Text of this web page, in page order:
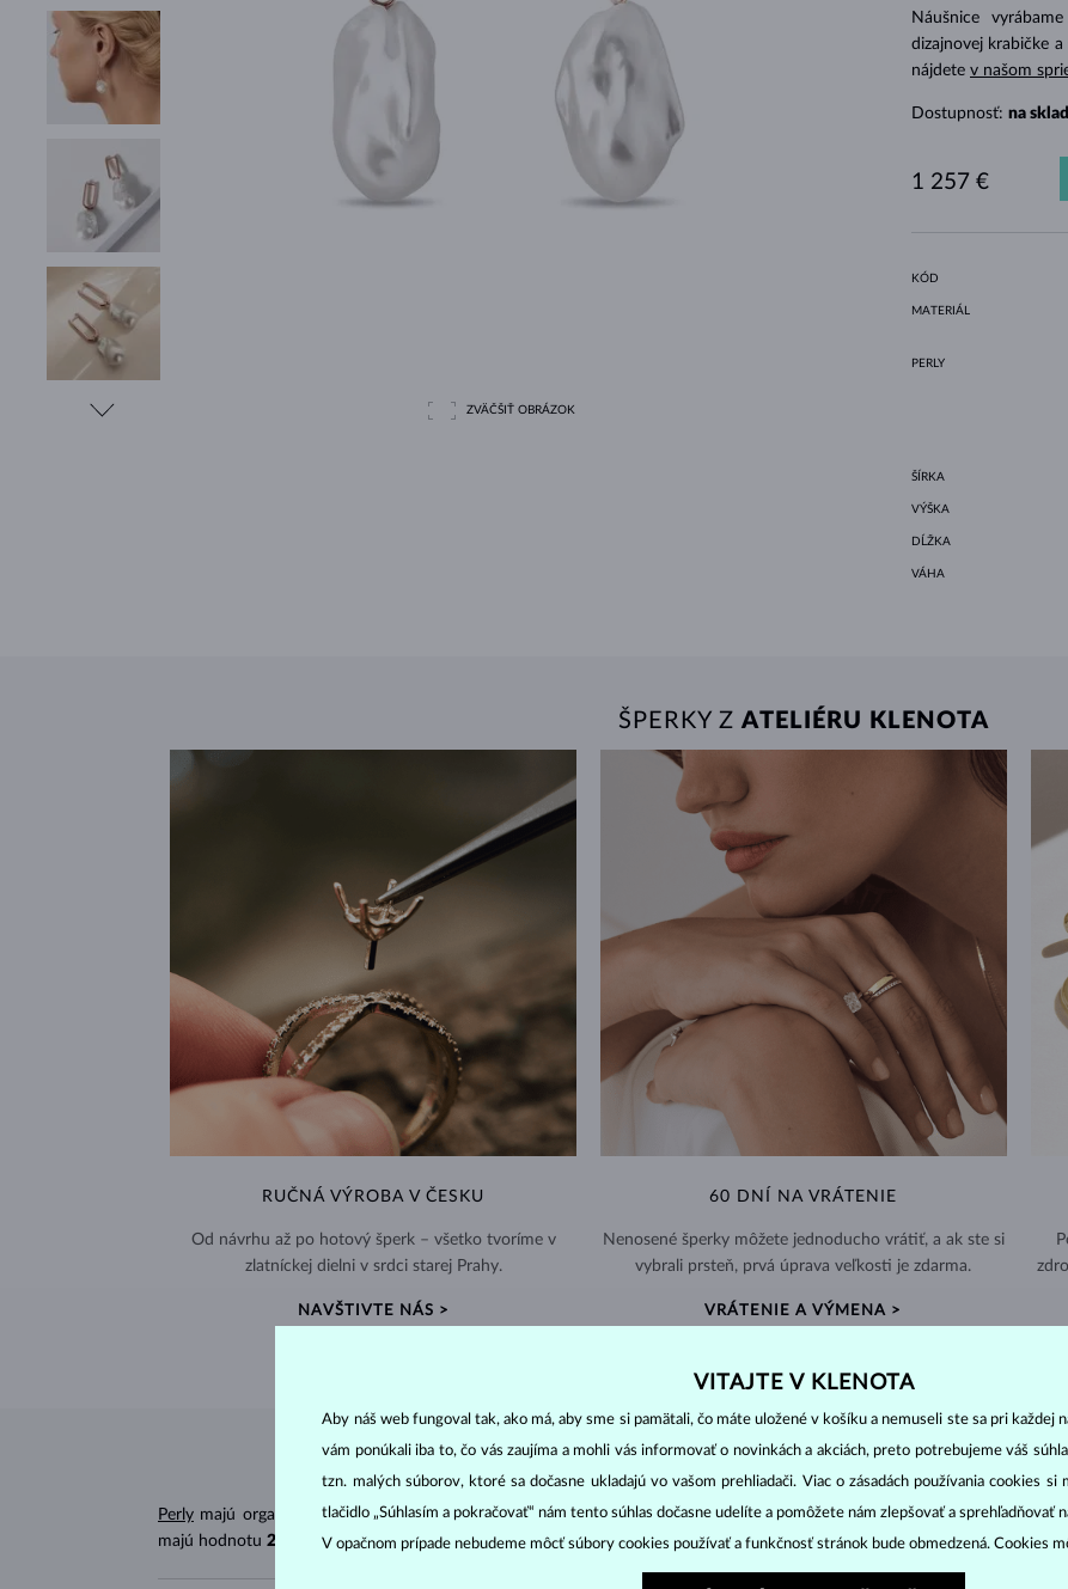
ORIGINÁLNE SÚPRAVY
ŽLTÉ ZLATO
RUŽOVÉ ZLATO
MAGNETICKÉ NÁHRDELNÍKY
SLADKOVODNÉ PERLY
RUŽOVÉ ZLATO
GRAVÍROVATEĽNÉ
LETNÍ VRSTVENÍ
TIPY NA DARČEKY
ZVÄČŠIŤ OBRÁZOK
Náušnice
dizajnovej krabičke
nájdete v našom
Dostupnosť: na
1 257 €
KÓD
MATERIÁL
PERLY
ŠÍRKA
VÝŠKA
DĹŽKA
VÁHA
ŠPERKY Z ATELIÉRU KLENOTA
RUČNÁ VÝROBA V ČESKU
Od návrhu až po hotový šperk – všetko tvoríme v
zlatníckej dielni v srdci starej Prahy.
NAVŠTIVTE NÁS >
60 DNÍ NA VRÁTENIE
Nenosené šperky môžete jednoducho vrátiť, a ak ste si
vybrali prsteň, prvá úprava veľkosti je zdarma.
VRÁTENIE A VÝMENA >
PERLOVÉ ŠPERKY
Perly majú organický pôvod, čím sa líšia od väčšiny ostatných drahokamov. Vznikajú vo vnútri lastúry morských i
majú hodnotu 2,5–4,5 .
VITAJTE V KLENOTA
Aby náš web fungoval tak, ako má, aby sme si pamätali, čo máte uložené v košíku a nemuseli ste sa pri každej
vám ponúkali iba to, čo vás zaujíma a mohli vás informovať o novinkách a akciách, preto potrebujeme váš
tzn. malých súborov, ktoré sa dočasne ukladajú vo vašom prehliadači. Viac o zásadách používania cookies
tlačidlo „Súhlasím a pokračovať“ nám tento súhlas dočasne udelíte a pomôžete nám zlepšovať a sprehľadňovať
V opačnom prípade nebudeme môcť súbory cookies používať a funkčnosť stránok bude obmedzená. Cookies